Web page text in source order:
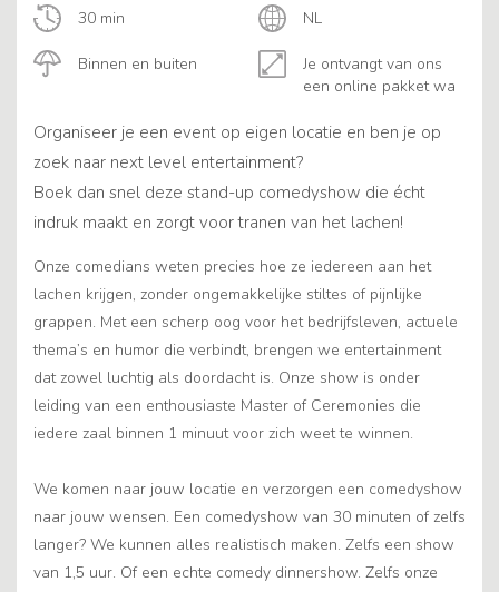
Binnen en buiten
30 min
Je ontvangt van ons
een online pakket wa
NL
Organiseer je een event op eigen locatie en ben je op
zoek naar next level entertainment?
Boek dan snel deze stand-up comedyshow die écht
indruk maakt en zorgt voor tranen van het lachen!
Onze comedians weten precies hoe ze iedereen aan het
lachen krijgen, zonder ongemakkelijke stiltes of pijnlijke
grappen. Met een scherp oog voor het bedrijfsleven, actuele
thema’s en humor die verbindt, brengen we entertainment
dat zowel luchtig als doordacht is. Onze show is onder
leiding van een enthousiaste Master of Ceremonies die
iedere zaal binnen 1 minuut voor zich weet te winnen.
We komen naar jouw locatie en verzorgen een comedyshow
naar jouw wensen. Een comedyshow van 30 minuten of zelfs
langer? We kunnen alles realistisch maken. Zelfs een show
van 1,5 uur. Of een echte comedy dinnershow. Zelfs onze